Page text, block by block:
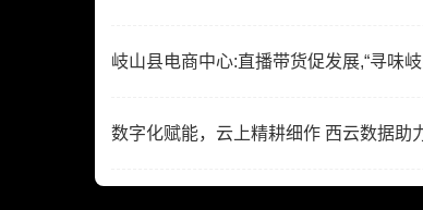
岐山县电商中心:直播带货促发展,“寻味
数字化赋能，云上精耕细作 西云数据助